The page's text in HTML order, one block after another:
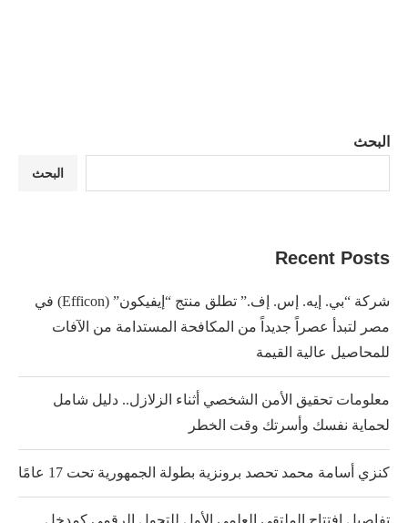
البحث
البحث
Recent Posts
شركة “بي. إيه. إس. إف.” تطلق منتج “إيفيكون” (Efficon) في
مصر لتبدأ عصراً جديداً من المكافحة المستدامة من الآفات
للمحاصيل عالية القيمة
معلومات تحقيق الأمن الشخصي أثناء الزلازل.. دليل شامل
لحماية نفسك وأسرتك وقت الخطر
كنزي أسامة محمد تحصد برونزية بطولة الجمهورية تحت 17 عامًا